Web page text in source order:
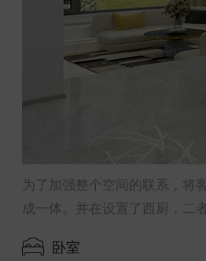
为了加强整个空间的联系，将
成一体。并在设置了西厨，二
卧室